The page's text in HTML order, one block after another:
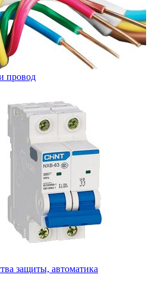
провод
защиты, автоматика